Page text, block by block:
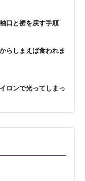
口と裾を戻す手順
らしまえば食われま
ロンで光ってしまっ